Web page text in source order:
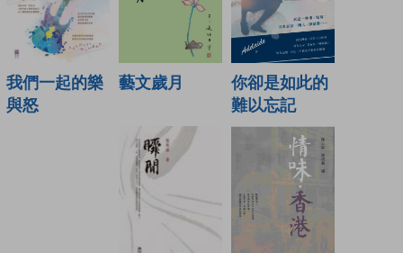
我們一起的樂
與怒
藝文歲月
你卻是如此的
難以忘記